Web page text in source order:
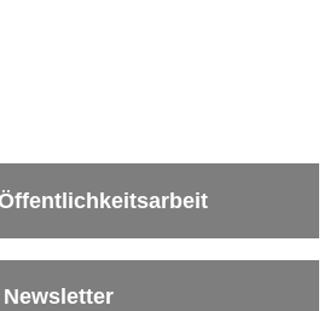
Newsletter